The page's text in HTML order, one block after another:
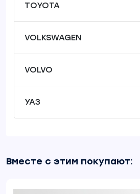
TOYOTA
VOLKSWAGEN
VOLVO
УАЗ
Вместе с этим покупают: